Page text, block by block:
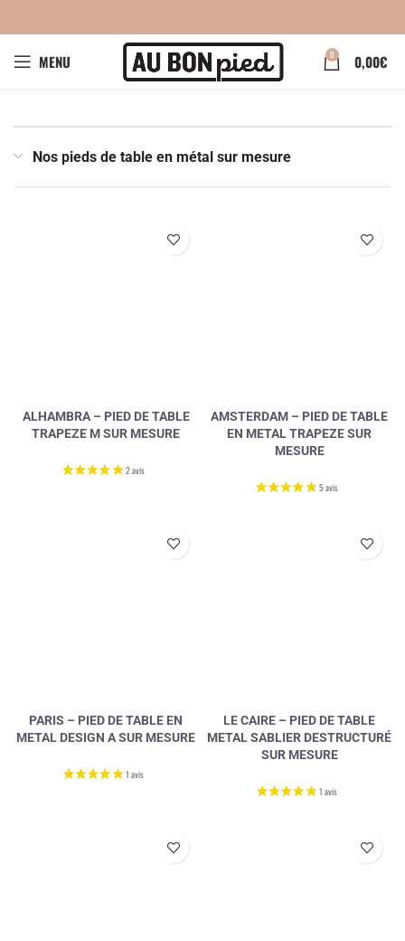
MENU 0 0,00€
Nos pieds de table en métal sur mesure
ALHAMBRA – PIED DE TABLE
TRAPEZE M SUR MESURE
AMSTERDAM – PIED DE TABLE
EN METAL TRAPEZE SUR
MESURE
PARIS – PIED DE TABLE EN
METAL DESIGN A SUR MESURE
LE CAIRE – PIED DE TABLE
METAL SABLIER DESTRUCTURÉ
SUR MESURE